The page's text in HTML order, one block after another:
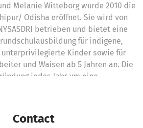
Melanie Witteborg wurde 2010 die
Odisha eröffnet. Sie wird von
betrieben und bietet eine
für indigene,
Kinder sowie für
und Waisen ab 5 Jahren an. Die
jedes Jahr um eine
2014 gab es fünf Klassen - von
im Einzugsgebiet sehr weit ist, gab es
Contact